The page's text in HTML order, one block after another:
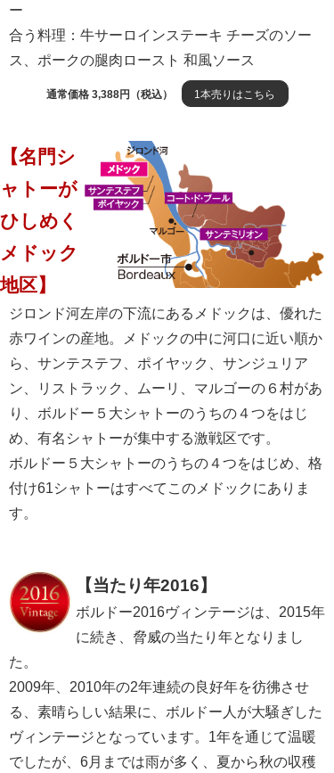
ー
合う料理：牛サーロインステーキ チーズのソー
ス、ポークの腿肉ロースト 和風ソース
通常価格 3,388円（税込） 1本売りはこちら
【名門シ
ャトーが
ひしめく
メドック
地区】
ジロンド河左岸の下流にあるメドックは、優れた
赤ワインの産地。メドックの中に河口に近い順か
ら、サンテステフ、ポイヤック、サンジュリア
ン、リストラック、ムーリ、マルゴーの６村があ
り、ボルドー５大シャトーのうちの４つをはじ
め、有名シャトーが集中する激戦区です。
ボルドー５大シャトーのうちの４つをはじめ、格
付け61シャトーはすべてこのメドックにありま
す。
【当たり年2016】
ボルドー2016ヴィンテージは、2015年
に続き、脅威の当たり年となりまし
た。
2009年、2010年の2年連続の良好年を彷彿させ
る、素晴らしい結果に、ボルドー人が大騒ぎした
ヴィンテージとなっています。1年を通じて温暖
でしたが、6月までは雨が多く、夏から秋の収穫